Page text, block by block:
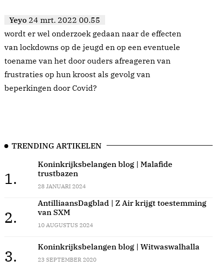
Yeyo 24 mrt. 2022 00.55
wordt er wel onderzoek gedaan naar de effecten
van lockdowns op de jeugd en op een eventuele
toename van het door ouders afreageren van
frustraties op hun kroost als gevolg van
beperkingen door Covid?
TRENDING ARTIKELEN
1.
Koninkrijksbelangen blog | Malafide
trustbazen
28 JANUARI 2024
2.
AntilliaansDagblad | Z Air krijgt toestemming
van SXM
10 AUGUSTUS 2024
3.
Koninkrijksbelangen blog | Witwaswalhalla
23 SEPTEMBER 2020